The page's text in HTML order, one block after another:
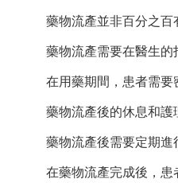
藥物流產並非百分之
藥物流產需要在醫生
在用藥期間，患者需
藥物流產後的休息和
藥物流產後需要定期進
在藥物流產完成後，